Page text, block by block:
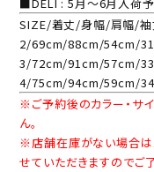
SIZE/着丈/身幅/肩幅/
2/69cm/88cm/54cm/
3/72cm/91cm/57cm/
4/75cm/94cm/59cm/
※ご予約後のカラー・サ
ん。
※店舗在庫がない場合は
せていただきますのでご